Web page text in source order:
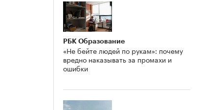
РБК Образование
«Не бейте людей по рукам»: почему
вредно наказывать за промахи и
ошибки